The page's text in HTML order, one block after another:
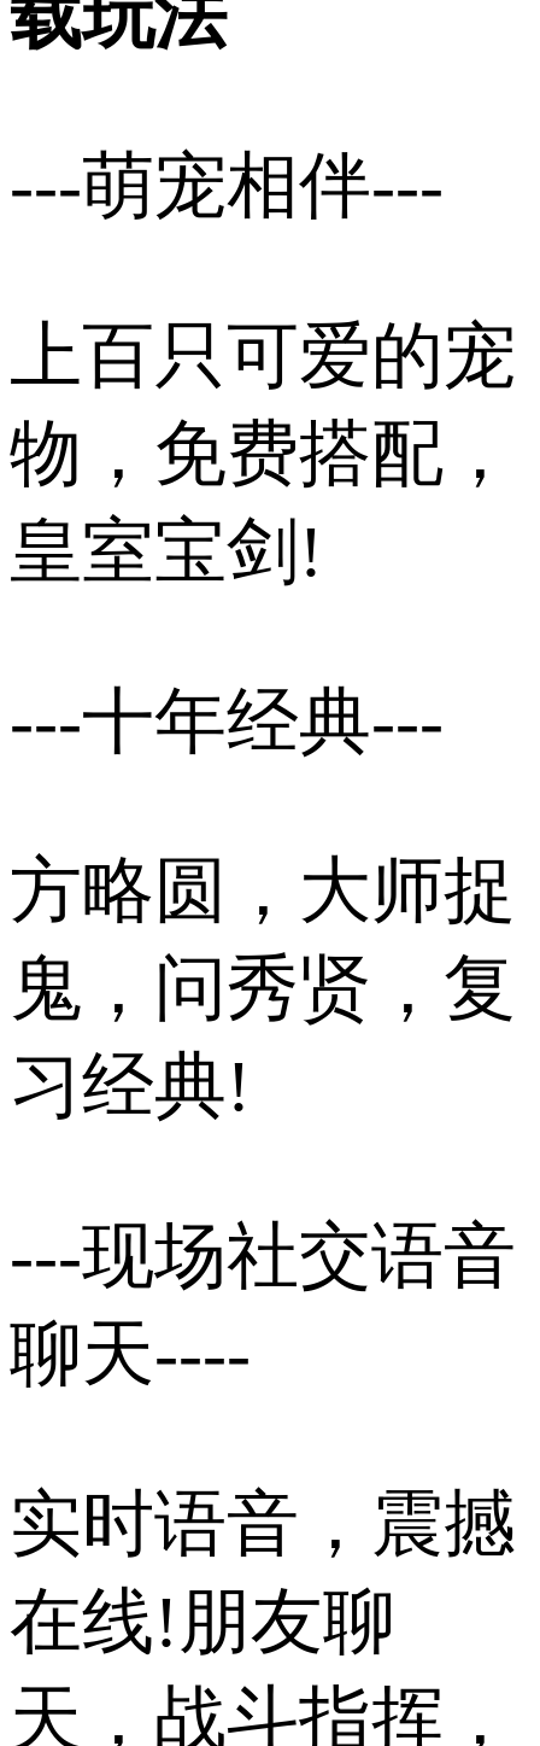
载玩法
---萌宠相伴---
上百只可爱的宠
物，免费搭配，
皇室宝剑!
---十年经典---
方略圆，大师捉
鬼，问秀贤，复
习经典!
---现场社交语音
聊天----
实时语音，震撼
在线!朋友聊
天，战斗指挥，